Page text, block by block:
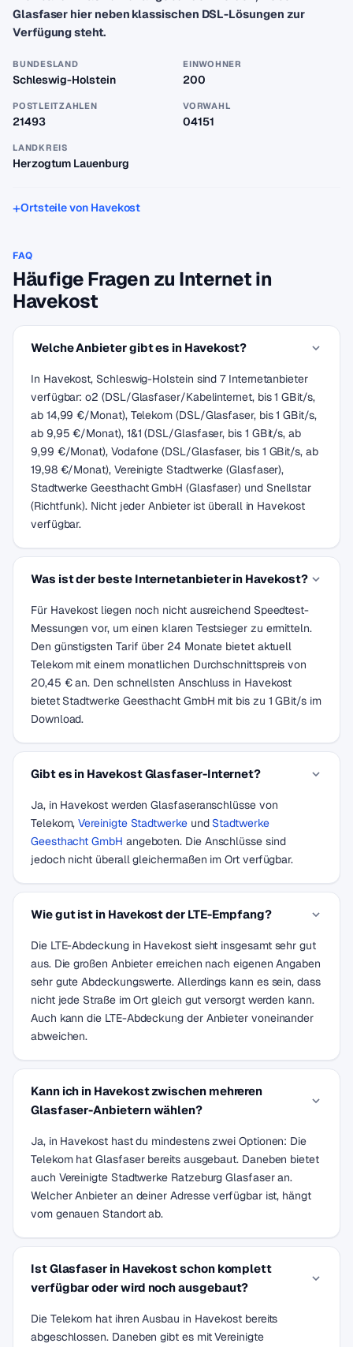
Glasfaser hier neben klassischen DSL-Lösungen zur
Verfügung steht.
BUNDESLAND
Schleswig-Holstein
EINWOHNER
200
POSTLEITZAHLEN
21493
VORWAHL
04151
LANDKREIS
Herzogtum Lauenburg
Ortsteile von Havekost
FAQ
Häufige Fragen zu Internet in
Havekost
Welche Anbieter gibt es in Havekost?
In Havekost, Schleswig-Holstein sind 7 Internetanbieter
verfügbar: o2 (DSL/Glasfaser/Kabelinternet, bis 1 GBit/s,
ab 14,99 €/Monat), Telekom (DSL/Glasfaser, bis 1 GBit/s,
ab 9,95 €/Monat), 1&1 (DSL/Glasfaser, bis 1 GBit/s, ab
9,99 €/Monat), Vodafone (DSL/Glasfaser, bis 1 GBit/s, ab
19,98 €/Monat), Vereinigte Stadtwerke (Glasfaser),
Stadtwerke Geesthacht GmbH (Glasfaser) und Snellstar
(Richtfunk). Nicht jeder Anbieter ist überall in Havekost
verfügbar.
Was ist der beste Internetanbieter in Havekost?
Für Havekost liegen noch nicht ausreichend Speedtest-
Messungen vor, um einen klaren Testsieger zu ermitteln.
Den günstigsten Tarif über 24 Monate bietet aktuell
Telekom mit einem monatlichen Durchschnittspreis von
20,45 € an. Den schnellsten Anschluss in Havekost
bietet Stadtwerke Geesthacht GmbH mit bis zu 1 GBit/s im
Download.
Gibt es in Havekost Glasfaser-Internet?
Ja, in Havekost werden Glasfaseranschlüsse von
Telekom,Vereinigte Stadtwerkeund Stadtwerke
Geesthacht GmbH angeboten. Die Anschlüsse sind
jedoch nicht überall gleichermaßen im Ort verfügbar.
Wie gut ist in Havekost der LTE-Empfang?
Die LTE-Abdeckung in Havekost sieht insgesamt sehr gut
aus. Die großen Anbieter erreichen nach eigenen Angaben
sehr gute Abdeckungswerte. Allerdings kann es sein, dass
nicht jede Straße im Ort gleich gut versorgt werden kann.
Auch kann die LTE-Abdeckung der Anbieter voneinander
abweichen.
Kann ich in Havekost zwischen mehreren
Glasfaser-Anbietern wählen?
Ja, in Havekost hast du mindestens zwei Optionen: Die
Telekom hat Glasfaser bereits ausgebaut. Daneben bietet
auch Vereinigte Stadtwerke Ratzeburg Glasfaser an.
Welcher Anbieter an deiner Adresse verfügbar ist, hängt
vom genauen Standort ab.
Ist Glasfaser in Havekost schon komplett
verfügbar oder wird noch ausgebaut?
Die Telekom hat ihren Ausbau in Havekost bereits
abgeschlossen. Daneben gibt es mit Vereinigte